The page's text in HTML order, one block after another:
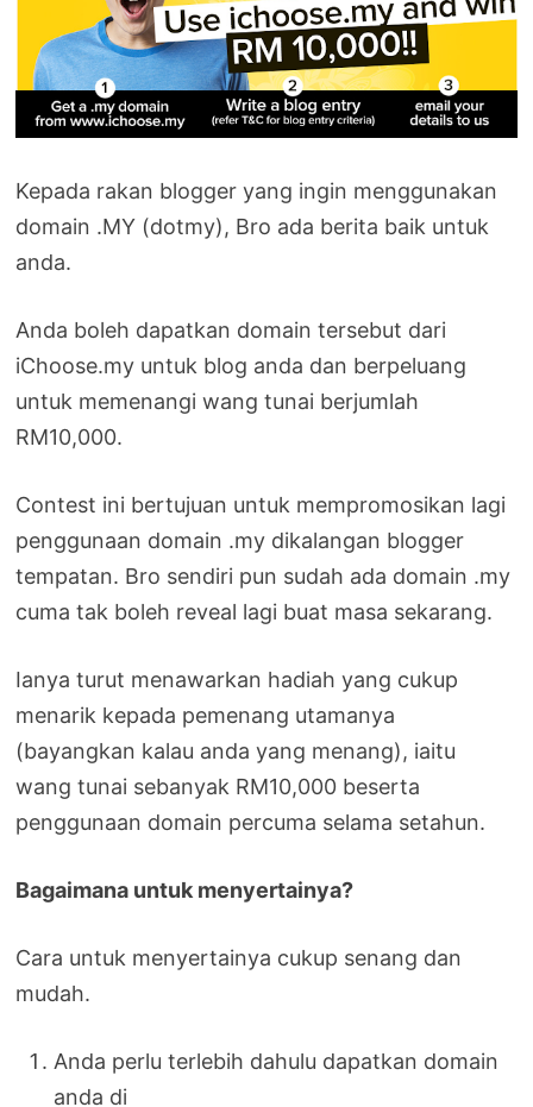
Kepada rakan blogger yang ingin menggunakan
domain .MY (dotmy), Bro ada berita baik untuk
anda.
Anda boleh dapatkan domain tersebut dari
iChoose.my untuk blog anda dan berpeluang
untuk memenangi wang tunai berjumlah
RM10,000.
Contest ini bertujuan untuk mempromosikan lagi
penggunaan domain .my dikalangan blogger
tempatan. Bro sendiri pun sudah ada domain .my
cuma tak boleh reveal lagi buat masa sekarang.
Ianya turut menawarkan hadiah yang cukup
menarik kepada pemenang utamanya
(bayangkan kalau anda yang menang), iaitu
wang tunai sebanyak RM10,000 beserta
penggunaan domain percuma selama setahun.
Bagaimana untuk menyertainya?
Cara untuk menyertainya cukup senang dan
mudah.
Anda perlu terlebih dahulu dapatkan domain
anda di